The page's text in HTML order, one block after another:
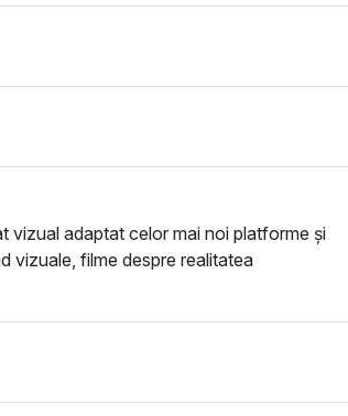
vizual adaptat celor mai noi platforme și
vizuale, filme despre realitatea